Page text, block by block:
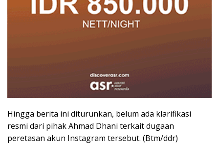
Hingga berita ini diturunkan, belum ada klarifikasi
resmi dari pihak Ahmad Dhani terkait dugaan
peretasan akun Instagram tersebut. (Btm/ddr)